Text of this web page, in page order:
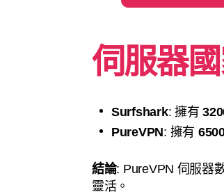
伺服器
Surfshark: 擁有
PureVPN: 擁有
結論: PureVPN 伺服器
靈活。